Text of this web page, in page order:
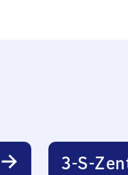
3-S-